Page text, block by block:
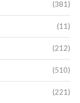
(381)
(11)
(212)
(510)
(221)